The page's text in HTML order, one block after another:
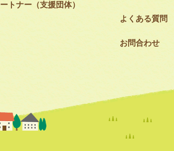
ートナー（支援団体）
よくある質問
お問合わせ